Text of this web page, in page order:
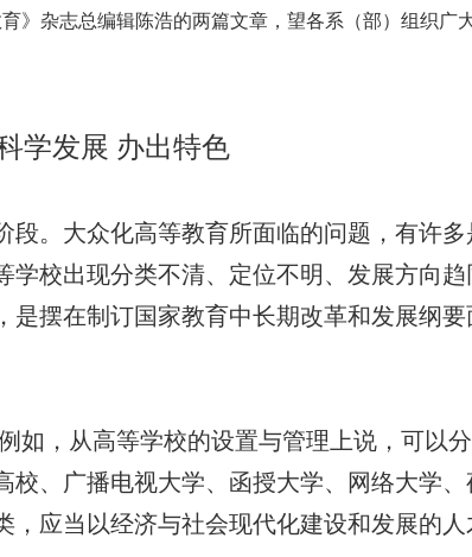
育》杂志总编辑陈浩的两篇文章，望各系（部）组织广
学发展 办出特色
。大众化高等教育所面临的问题，有许
校出现分类不清、定位不明、发展方向
摆在制订国家教育中长期改革和发展纲
，从高等学校的设置与管理上说，可以分
、广播电视大学、函授大学、网络大学
应当以经济与社会现代化建设和发展的人